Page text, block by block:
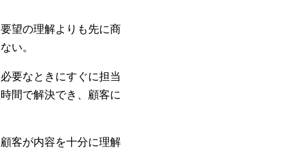
望の理解よりも先に商
い。
要なときにすぐに担当
間で解決でき、顧客に
客が内容を十分に理解